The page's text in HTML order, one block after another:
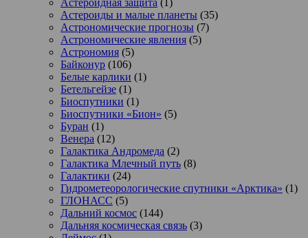
Астероиды и малые планеты (35)
Астрономические прогнозы (7)
Астрономические явления (5)
Астрономия (5)
Байконур (106)
Белые карлики (1)
Бетельгейзе (1)
Биоспутники (1)
Биоспутники «Бион» (5)
Буран (1)
Венера (12)
Галактика Андромеда (2)
Галактика Млечный путь (8)
Галактики (24)
Гидрометеорологические спутники «Арктика» (1)
ГЛОНАСС (5)
Дальний космос (144)
Дальняя космическая связь (3)